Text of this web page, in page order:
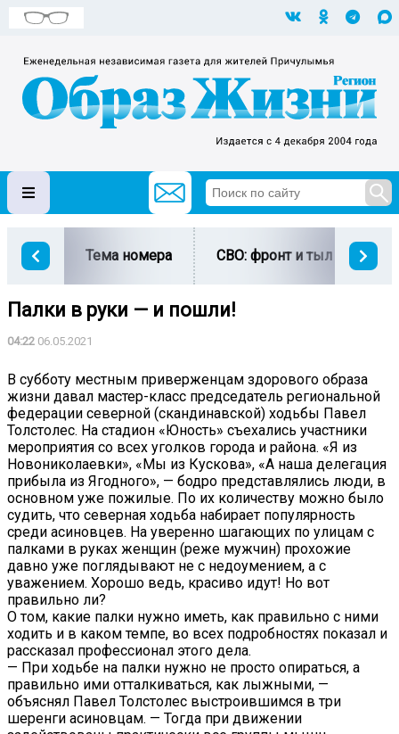
Тема номера СВО: фронт и тыл
Палки в руки — и пошли!
04:22 06.05.2021
В субботу местным приверженцам здорового образа
жизни давал мастер-класс председатель региональной
федерации северной (скандинавской) ходьбы Павел
Толстолес. На стадион «Юность» съехались участники
мероприятия со всех уголков города и района. «Я из
Новониколаевки», «Мы из Кускова», «А наша делегация
прибыла из Ягодного», — бодро представлялись люди, в
основном уже пожилые. По их количеству можно было
судить, что северная ходьба набирает популярность
среди асиновцев. На уверенно шагающих по улицам с
палками в руках женщин (реже мужчин) прохожие
давно уже поглядывают не с недоумением, а с
уважением. Хорошо ведь, красиво идут! Но вот
правильно ли?
О том, какие палки нужно иметь, как правильно с ними
ходить и в каком темпе, во всех подробностях показал и
рассказал профессионал этого дела.
— При ходьбе на палки нужно не просто опираться, а
правильно ими отталкиваться, как лыжными, —
объяснял Павел Толстолес выстроившимся в три
шеренги асиновцам. — Тогда при движении